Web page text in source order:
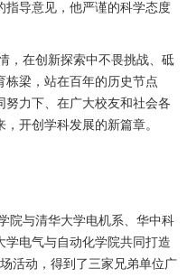
指导意见，他严谨的科学态度
，在创新探索中不畏挑战、砥
栋梁，站在百年的历史节点
力下、在广大校友和社会各
开创学科发展的新篇章。
院与清华大学电机系、华中科
电气与自动化学院共同打造
活动，得到了三家兄弟单位广